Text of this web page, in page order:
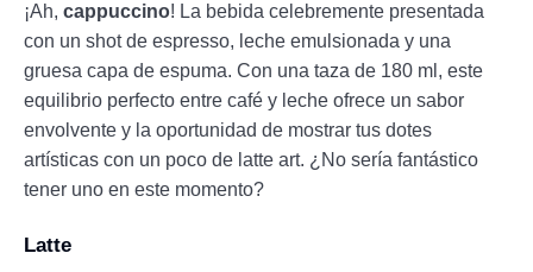
¡Ah, cappuccino! La bebida celebremente presentada
con un shot de espresso, leche emulsionada y una
gruesa capa de espuma. Con una taza de 180 ml, este
equilibrio perfecto entre café y leche ofrece un sabor
envolvente y la oportunidad de mostrar tus dotes
artísticas con un poco de latte art. ¿No sería fantástico
tener uno en este momento?
Latte